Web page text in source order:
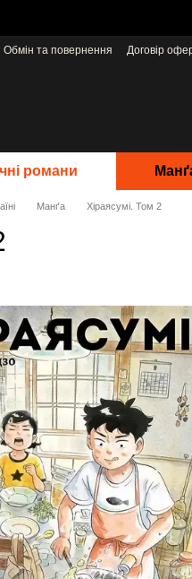
Обмін та повернення Договір
романи
Манґа Хіраясумі. Том 2